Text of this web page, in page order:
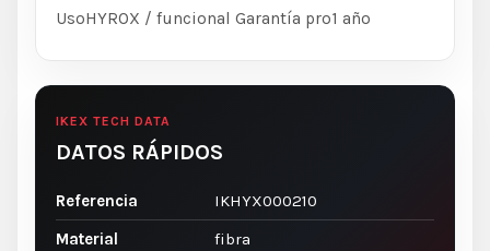
UsoHYROX / funcional Garantía pro1 año
IKEX TECH DATA
DATOS RÁPIDOS
Referencia
IKHYX000210
Material
fibra